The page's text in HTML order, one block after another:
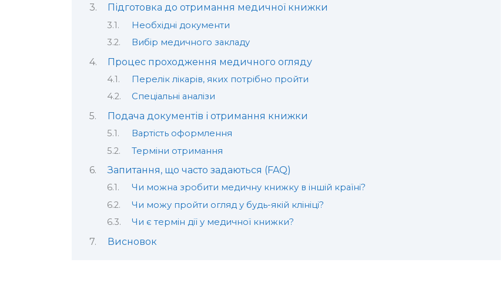
Підготовка до отримання медичної книжки
Необхідні документи
Вибір медичного закладу
Процес проходження медичного огляду
Перелік лікарів, яких потрібно пройти
Спеціальні аналізи
Подача документів і отримання книжки
Вартість оформлення
Терміни отримання
Запитання, що часто задаються (FAQ)
Чи можна зробити медичну книжку в іншій країні?
Чи можу пройти огляд у будь-якій клініці?
Чи є термін дії у медичної книжки?
Висновок